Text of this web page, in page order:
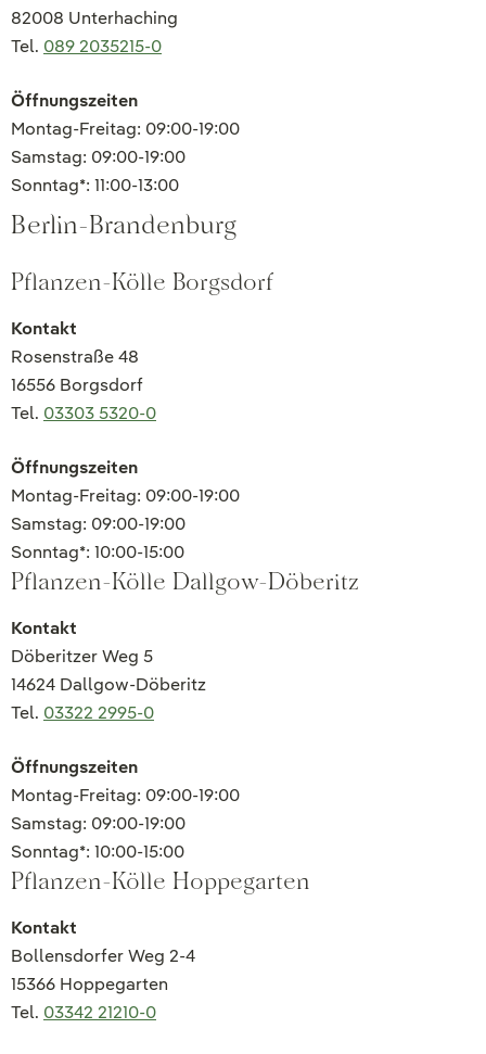
82008 Unterhaching
Tel. 089 2035215-0
Öffnungszeiten
Montag-Freitag: 09:00-19:00
Samstag: 09:00-19:00
Sonntag*: 11:00-13:00
Berlin-Brandenburg
Pflanzen-Kölle Borgsdorf
Kontakt
Rosenstraße 48
16556 Borgsdorf
Tel. 03303 5320-0
Öffnungszeiten
Montag-Freitag: 09:00-19:00
Samstag: 09:00-19:00
Sonntag*: 10:00-15:00
Pflanzen-Kölle Dallgow-Döberitz
Kontakt
Döberitzer Weg 5
14624 Dallgow-Döberitz
Tel. 03322 2995-0
Öffnungszeiten
Montag-Freitag: 09:00-19:00
Samstag: 09:00-19:00
Sonntag*: 10:00-15:00
Pflanzen-Kölle Hoppegarten
Kontakt
Bollensdorfer Weg 2-4
15366 Hoppegarten
Tel. 03342 21210-0